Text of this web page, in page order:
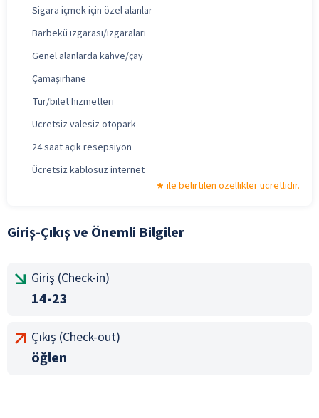
Sigara içmek için özel alanlar
Barbekü ızgarası/ızgaraları
Genel alanlarda kahve/çay
Çamaşırhane
Tur/bilet hizmetleri
Ücretsiz valesiz otopark
24 saat açık resepsiyon
Ücretsiz kablosuz internet
ile belirtilen özellikler ücretlidir.
Giriş-Çıkış ve Önemli Bilgiler
Giriş (Check-in)
14-23
Çıkış (Check-out)
öğlen